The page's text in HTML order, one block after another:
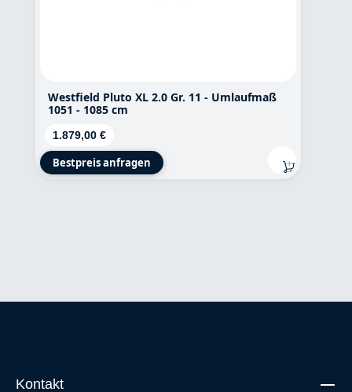
Westfield Pluto XL 2.0 Gr. 11 - Umlaufmaß
1051 - 1085 cm
Regulärer Preis:
1.879,00 €
Bestpreis anfragen
Kontakt